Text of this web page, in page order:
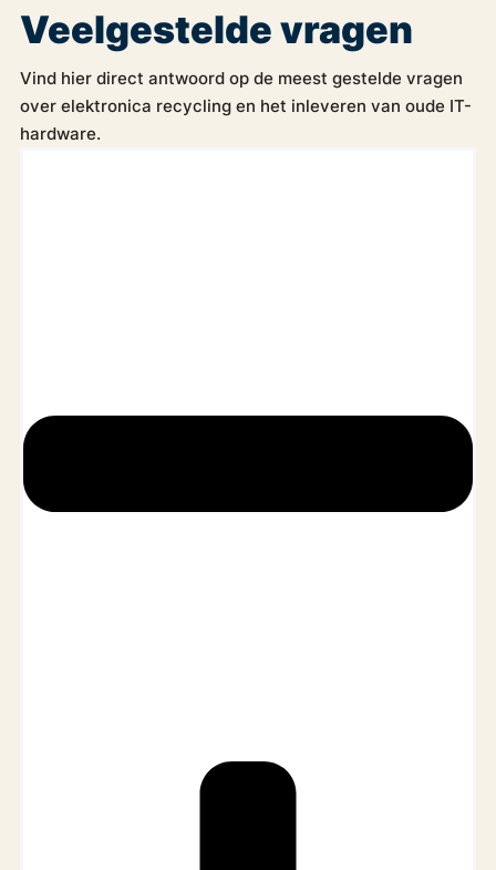
Veelgestelde vragen
Vind hier direct antwoord op de meest gestelde vragen
over elektronica recycling en het inleveren van oude IT-
hardware.